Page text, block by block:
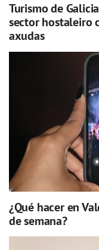
Turismo de
sector hostaleiro
axudas
¿Qué hacer en
de semana?